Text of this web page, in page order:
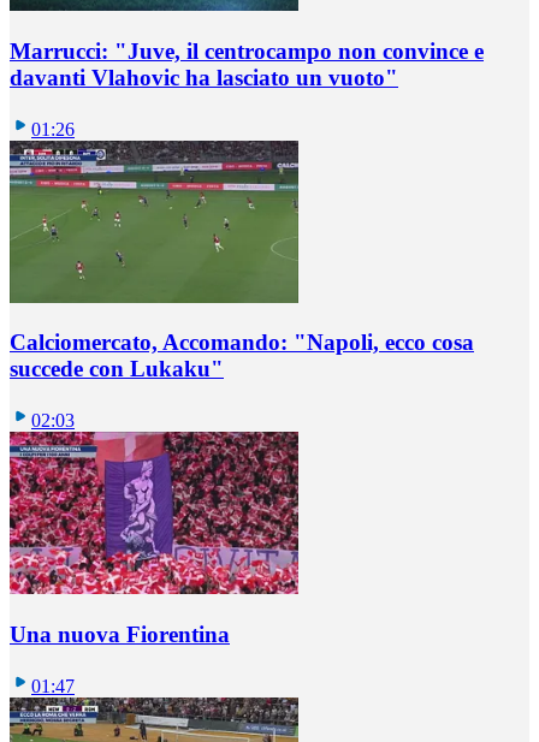
Marrucci: "Juve, il centrocampo non convince e
davanti Vlahovic ha lasciato un vuoto"
01:26
Calciomercato, Accomando: "Napoli, ecco cosa
succede con Lukaku"
02:03
Una nuova Fiorentina
01:47